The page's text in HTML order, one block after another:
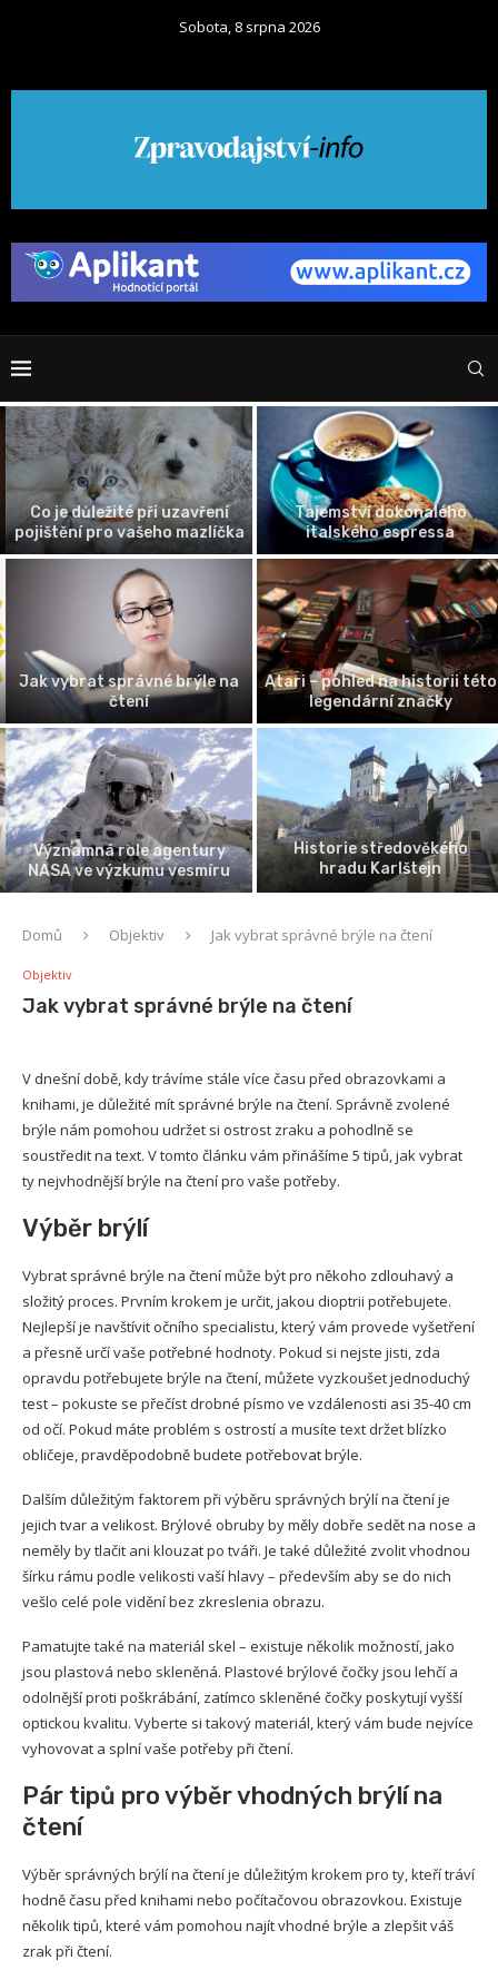
Sobota, 8 srpna 2026
Co je důležité při uzavření
pojištění pro vašeho mazlíčka
Tajemství dokonalého
italského espressa
Jak vybrat správné brýle na
čtení
Atari – pohled na historii této
legendární značky
Významná role agentury
NASA ve výzkumu vesmíru
Historie středověkého
hradu Karlštejn
Domů Objektiv Jak vybrat správné brýle na čtení
Objektiv
Jak vybrat správné brýle na čtení
V dnešní době, kdy trávíme stále více času před obrazovkami a
knihami, je důležité mít správné brýle na čtení. Správně zvolené
brýle nám pomohou udržet si ostrost zraku a pohodlně se
soustředit na text. V tomto článku vám přinášíme 5 tipů, jak vybrat
ty nejvhodnější brýle na čtení pro vaše potřeby.
Výběr brýlí
Vybrat správné brýle na čtení může být pro někoho zdlouhavý a
složitý proces. Prvním krokem je určit, jakou dioptrii potřebujete.
Nejlepší je navštívit očního specialistu, který vám provede vyšetření
a přesně určí vaše potřebné hodnoty. Pokud si nejste jisti, zda
opravdu potřebujete brýle na čtení, můžete vyzkoušet jednoduchý
test – pokuste se přečíst drobné písmo ve vzdálenosti asi 35-40 cm
od očí. Pokud máte problém s ostrostí a musíte text držet blízko
obličeje, pravděpodobně budete potřebovat brýle.
Dalším důležitým faktorem při výběru správných brýlí na čtení je
jejich tvar a velikost. Brýlové obruby by měly dobře sedět na nose a
neměly by tlačit ani klouzat po tváři. Je také důležité zvolit vhodnou
šírku rámu podle velikosti vaší hlavy – především aby se do nich
vešlo celé pole vidění bez zkreslenia obrazu.
Pamatujte také na materiál skel – existuje několik možností, jako
jsou plastová nebo skleněná. Plastové brýlové čočky jsou lehčí a
odolnější proti poškrábání, zatímco skleněné čočky poskytují vyšší
optickou kvalitu. Vyberte si takový materiál, který vám bude nejvíce
vyhovovat a splní vaše potřeby při čtení.
Pár tipů pro výběr vhodných brýlí na
čtení
Výběr správných brýlí na čtení je důležitým krokem pro ty, kteří tráví
hodně času před knihami nebo počítačovou obrazovkou. Existuje
několik tipů, které vám pomohou najít vhodné brýle a zlepšit váš
zrak při čtení.